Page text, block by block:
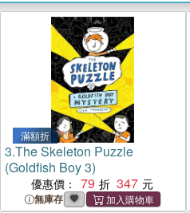
滿額折
3.The Skeleton Puzzle
(Goldfish Boy 3)
優惠價： 79 347
無庫存